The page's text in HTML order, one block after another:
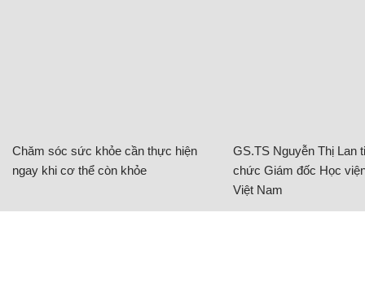
Chăm sóc sức khỏe cần thực hiện
ngay khi cơ thể còn khỏe
GS.TS Nguyễn Thị Lan
chức Giám đốc Học
Việt Nam